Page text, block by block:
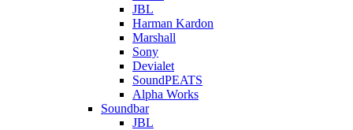
JBL
Harman Kardon
Marshall
Sony
Devialet
SoundPEATS
Alpha Works
Soundbar
JBL